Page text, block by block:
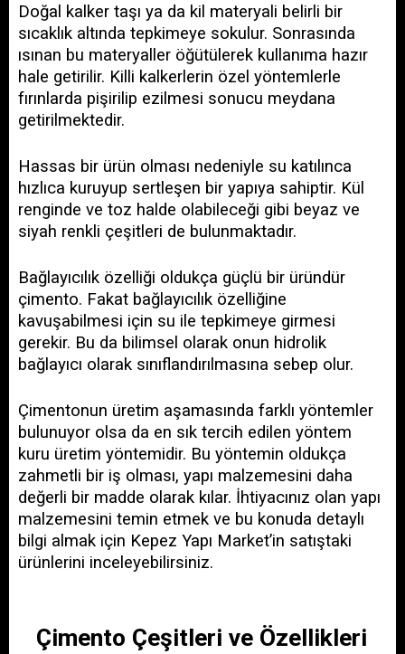
Doğal kalker taşı ya da kil materyali belirli bir
sıcaklık altında tepkimeye sokulur. Sonrasında
ısınan bu materyaller öğütülerek kullanıma hazır
hale getirilir. Killi kalkerlerin özel yöntemlerle
fırınlarda pişirilip ezilmesi sonucu meydana
getirilmektedir.
Hassas bir ürün olması nedeniyle su katılınca
hızlıca kuruyup sertleşen bir yapıya sahiptir. Kül
renginde ve toz halde olabileceği gibi beyaz ve
siyah renkli çeşitleri de bulunmaktadır.
Bağlayıcılık özelliği oldukça güçlü bir üründür
çimento. Fakat bağlayıcılık özelliğine
kavuşabilmesi için su ile tepkimeye girmesi
gerekir. Bu da bilimsel olarak onun hidrolik
bağlayıcı olarak sınıflandırılmasına sebep olur.
Çimentonun üretim aşamasında farklı yöntemler
bulunuyor olsa da en sık tercih edilen yöntem
kuru üretim yöntemidir. Bu yöntemin oldukça
zahmetli bir iş olması, yapı malzemesini daha
değerli bir madde olarak kılar. İhtiyacınız olan yapı
malzemesini temin etmek ve bu konuda detaylı
bilgi almak için Kepez Yapı Market’in satıştaki
ürünlerini inceleyebilirsiniz.
Çimento Çeşitleri ve Özellikleri